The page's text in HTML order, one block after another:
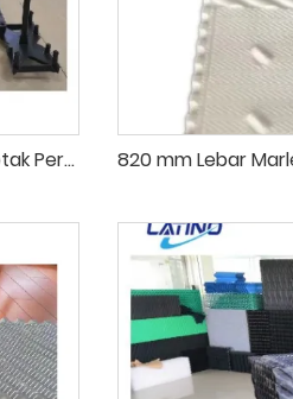
955mm * 705mm Menara Pendingin PP Isi Kotak Percikan